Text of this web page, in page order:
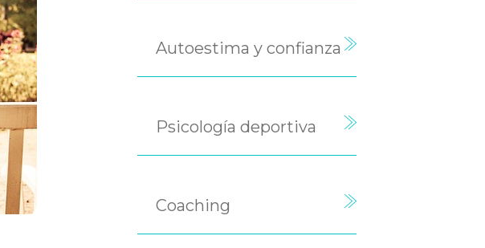
Autoestima y confianza
Psicología deportiva
Coaching